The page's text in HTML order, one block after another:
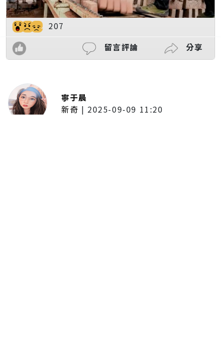
207
留言評論
分享
寧于晨
新奇 | 2025-09-09 11:20